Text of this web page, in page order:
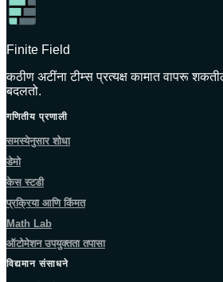
Finite Field
कठीण अटींना टीम्स प्रत्यक्ष कामात वापरू
बदलतो.
गणितीय प्रणाली
समस्येनुसार शोधा
डेमो
केस स्टडी
प्रक्रिया आणि किंमत
Math Lab
ऑटोमेशन उपयुक्तता तपासा
विद्यमान संसाधने